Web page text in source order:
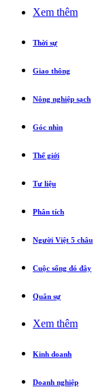
Xem thêm
Thời sự
Giao thông
Nông nghiệp sạch
Góc nhìn
Thế giới
Tư liệu
Phân tích
Người Việt 5 châu
Cuộc sống đó đây
Quân sự
Xem thêm
Kinh doanh
Doanh nghiệp